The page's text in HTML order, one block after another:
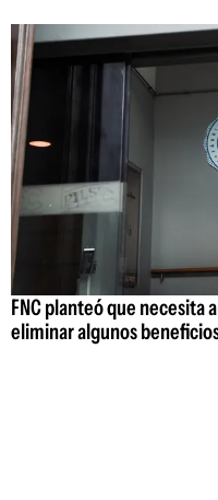
FNC planteó que necesita
eliminar algunos